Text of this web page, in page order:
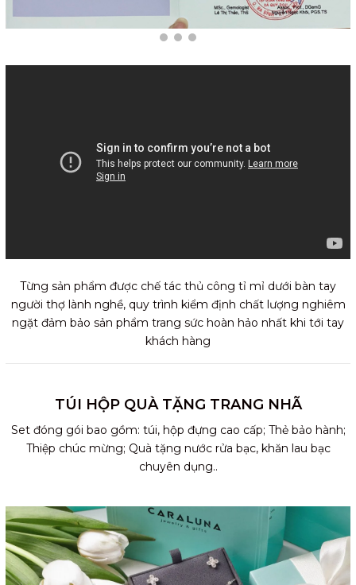
Từng sản phẩm được chế tác thủ công tỉ mỉ dưới bàn tay
người thợ lành nghề, quy trình kiểm định chất lượng nghiêm
ngặt đảm bảo sản phẩm trang sức hoàn hảo nhất khi tới tay
khách hàng
TÚI HỘP QUÀ TẶNG TRANG NHÃ
Set đóng gói bao gồm: túi, hộp đựng cao cấp; Thẻ bảo hành;
Thiệp chúc mừng; Quà tặng nước rửa bạc, khăn lau bạc
chuyên dụng..